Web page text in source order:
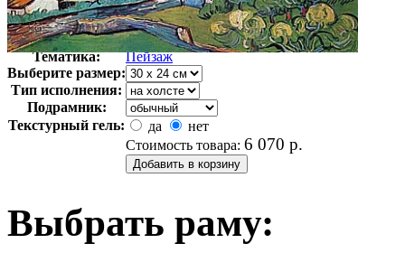
Автор:
Ван Гог
Арт-стиль
Пейзажная живопись
Тематика:
Пейзаж
Выберите размер:
Тип исполнения:
Подрамник:
Текстурный гель:
да
нет
Стоимость товара: 6 070 р.
Выбрать раму: